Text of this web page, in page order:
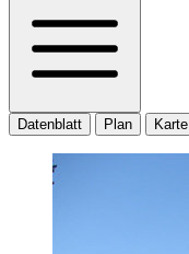
Datenblatt Plan Karte